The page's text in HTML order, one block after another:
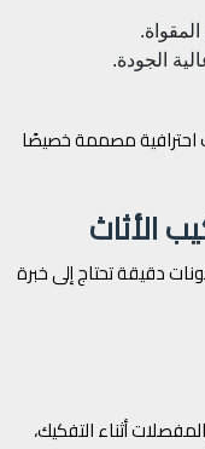
المقواة.
الجودة.
احترافية مصممة خصيصًا
الأثاث
دقيقة تحتاج إلى خبرة
أثناء التفكيك،